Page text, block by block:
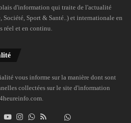
d'information qui traite de l'actualité
Sport & Santé..) et internationale en
réel et en continu.
vous informe sur la manière dont sont
collectées sur le site d'information
LinkedinYouTubeInstagramWhatsAppDailymotion